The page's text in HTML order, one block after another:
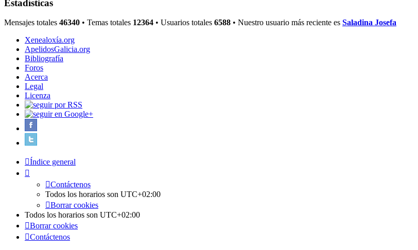
Estadísticas
Mensajes totales 46340 • Temas totales 12364 • Usuarios totales 6588 • Nuestro usuario más reciente es Saladina Josefa
Xenealoxía.org
ApelidosGalicia.org
Bibliografía
Foros
Acerca
Legal
Licenza
Índice general
Contáctenos
Todos los horarios son UTC+02:00
Borrar cookies
Todos los horarios son UTC+02:00
Borrar cookies
Contáctenos